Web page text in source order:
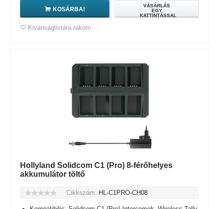
KOSÁRBA!
VÁSÁRLÁS
EGY
KATTINTÁSSAL
Kivánságlistára rakom
Hollyland Solidcom C1 (Pro) 8-férőhelyes
akkumulátor töltő
Cikkszám: HL-C1PRO-CH08